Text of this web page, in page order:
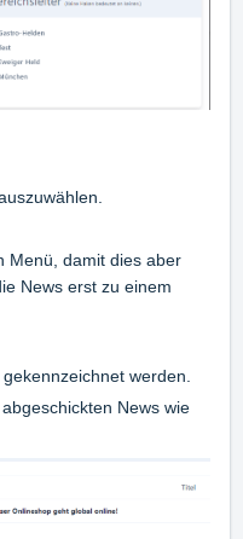
Menü, damit dies aber
News erst zu einem
werden.
News wie